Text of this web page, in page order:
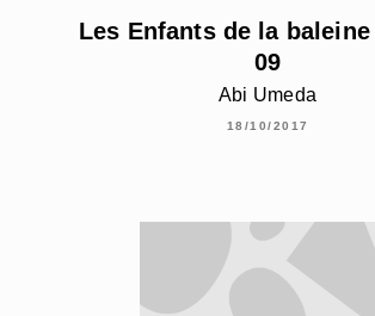
Les Enfants de la baleine
09
Abi Umeda
18/10/2017